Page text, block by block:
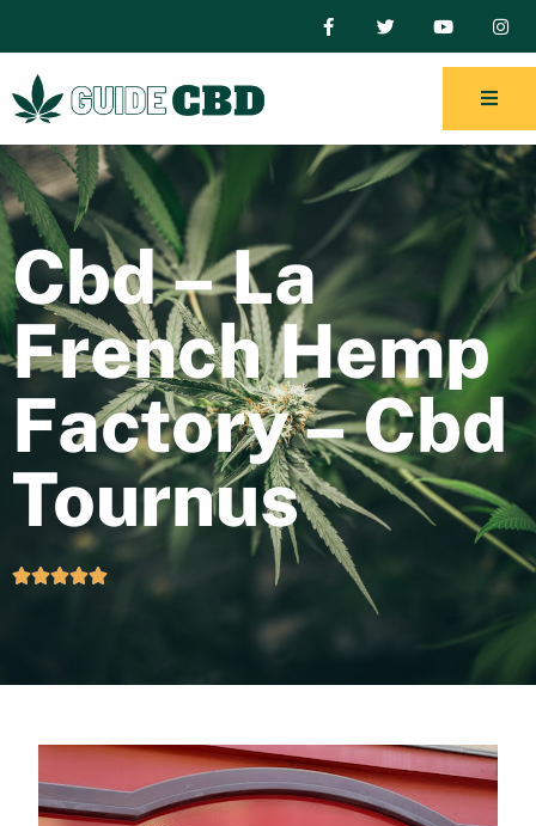
Cbd – La
French Hemp
Factory – Cbd
Tournus
